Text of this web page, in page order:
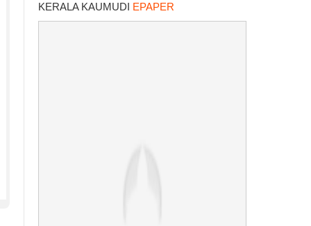
KERALA KAUMUDI EPAPER